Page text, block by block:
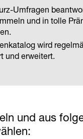
Umfragen
und in tolle
wird
und erweitert.
und aus